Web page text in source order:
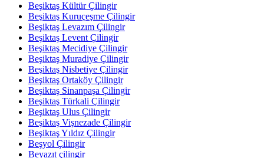
Beşiktaş Kültür Çilingir
Beşiktaş Kuruçeşme Çilingir
Beşiktaş Levazım Çilingir
Beşiktaş Levent Çilingir
Beşiktaş Mecidiye Çilingir
Beşiktaş Muradiye Çilingir
Beşiktaş Nisbetiye Çilingir
Beşiktaş Ortaköy Çilingir
Beşiktaş Sinanpaşa Çilingir
Beşiktaş Türkali Çilingir
Beşiktaş Ulus Çilingir
Beşiktaş Vişnezade Çilingir
Beşiktaş Yıldız Çilingir
Beşyol Çilingir
Beyazıt çilingir